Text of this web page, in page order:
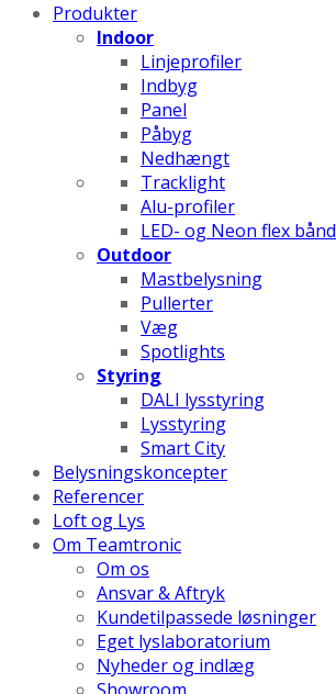
Produkter
Indoor
Linjeprofiler
Indbyg
Panel
Påbyg
Nedhængt
Tracklight
Alu-profiler
LED- og Neon flex bånd
Outdoor
Mastbelysning
Pullerter
Væg
Spotlights
Styring
DALI lysstyring
Lysstyring
Smart City
Belysningskoncepter
Referencer
Loft og Lys
Om Teamtronic
Om os
Ansvar & Aftryk
Kundetilpassede løsninger
Eget lyslaboratorium
Nyheder og indlæg